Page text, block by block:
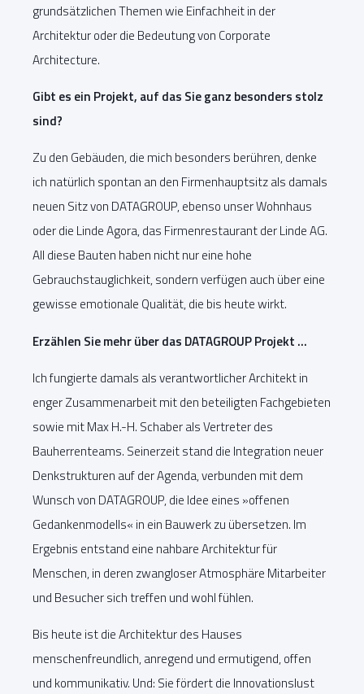
grundsätzlichen Themen wie Einfachheit in der
Architektur oder die Bedeutung von Corporate
Architecture.
Gibt es ein Projekt, auf das Sie ganz besonders stolz
sind?
Zu den Gebäuden, die mich besonders berühren, denke
ich natürlich spontan an den Firmenhauptsitz als damals
neuen Sitz von DATAGROUP, ebenso unser Wohnhaus
oder die Linde Agora, das Firmenrestaurant der Linde AG.
All diese Bauten haben nicht nur eine hohe
Gebrauchstauglichkeit, sondern verfügen auch über eine
gewisse emotionale Qualität, die bis heute wirkt.
Erzählen Sie mehr über das DATAGROUP Projekt …
Ich fungierte damals als verantwortlicher Architekt in
enger Zusammenarbeit mit den beteiligten Fachgebieten
sowie mit Max H.-H. Schaber als Vertreter des
Bauherrenteams. Seinerzeit stand die Integration neuer
Denkstrukturen auf der Agenda, verbunden mit dem
Wunsch von DATAGROUP, die Idee eines »offenen
Gedankenmodells« in ein Bauwerk zu übersetzen. Im
Ergebnis entstand eine nahbare Architektur für
Menschen, in deren zwangloser Atmosphäre Mitarbeiter
und Besucher sich treffen und wohl fühlen.
Bis heute ist die Architektur des Hauses
menschenfreundlich, anregend und ermutigend, offen
und kommunikativ. Und: Sie fördert die Innovationslust